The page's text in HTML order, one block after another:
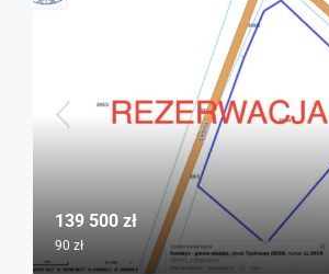
139 500 zł
90 zł